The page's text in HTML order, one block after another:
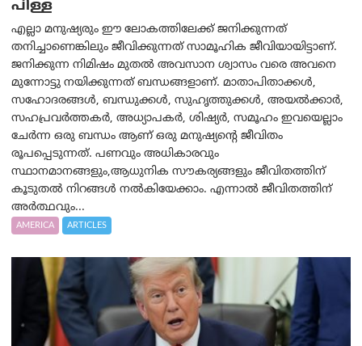
പിള്ള
എല്ലാ മനുഷ്യരും ഈ ലോകത്തിലേക്ക് ജനിക്കുന്നത്
തനിച്ചാണെങ്കിലും ജീവിക്കുന്നത് സാമൂഹിക ജീവിയായിട്ടാണ്.
ജനിക്കുന്ന നിമിഷം മുതൽ അവസാന ശ്വാസം വരെ അവനെ
മുന്നോട്ടു നയിക്കുന്നത് ബന്ധങ്ങളാണ്. മാതാപിതാക്കൾ,
സഹോദരങ്ങൾ, ബന്ധുക്കൾ, സുഹൃത്തുക്കൾ, അയൽക്കാർ,
സഹപ്രവർത്തകർ, അധ്യാപകർ, ശിഷ്യർ, സമൂഹം ഇവയെല്ലാം
ചേർന്ന ഒരു ബന്ധം ആണ് ഒരു മനുഷ്യന്റെ ജീവിതം
രൂപപ്പെടുന്നത്. പണവും അധികാരവും
സ്ഥാനമാനങ്ങളും,ആധുനിക സൗകര്യങ്ങളും ജീവിതത്തിന്
കൂടുതൽ നിറങ്ങൾ നൽകിയേക്കാം. എന്നാൽ ജീവിതത്തിന്
അർത്ഥവും...
AMERICA ARTICLES